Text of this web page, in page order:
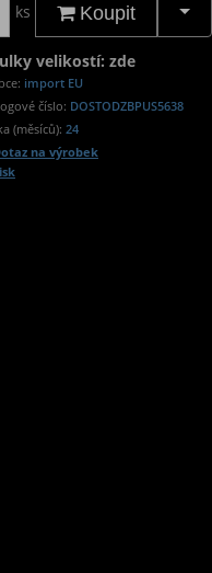
ks
Koupit
velikostí: zde
import EU
číslo: DOSTODZBPUS5638
(měsíců): 24
na výrobek